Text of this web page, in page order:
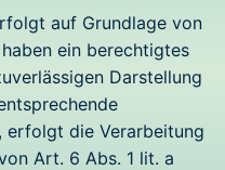
auf Grundlage von
ein berechtigtes
Darstellung
erfolgt die Verarbeitung
Art. 6 Abs. 1 lit. a